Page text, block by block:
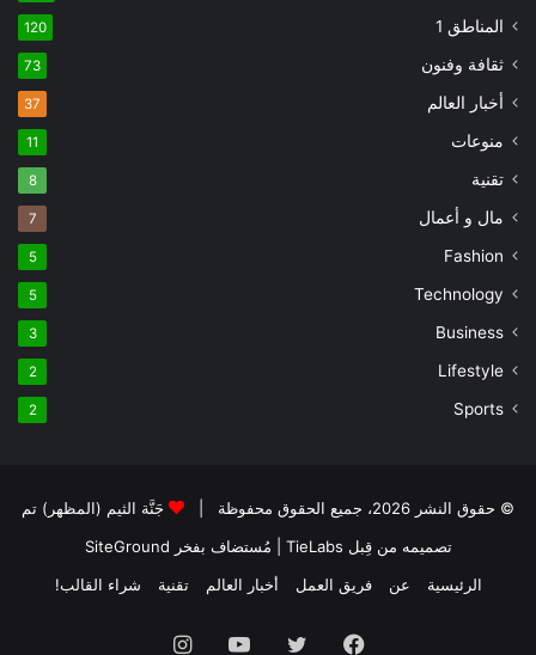
المناطق 1 120
ثقافة وفنون 73
أخبار العالم 37
منوعات 11
تقنية 8
مال و أعمال 7
Fashion
5
Technology
5
Business
3
Lifestyle
2
Sports
2
© حقوق النشر 2026، جميع الحقوق محفوظة |
جَنَّة الثيم (المظهر) تم
تصميمه من قِبل TieLabs
| مُستضاف بفخر SiteGround
الرئيسية
عن فريق العمل أخبار العالم تقنية شراء القالب!
فيسبوك تويتر يوتيوب